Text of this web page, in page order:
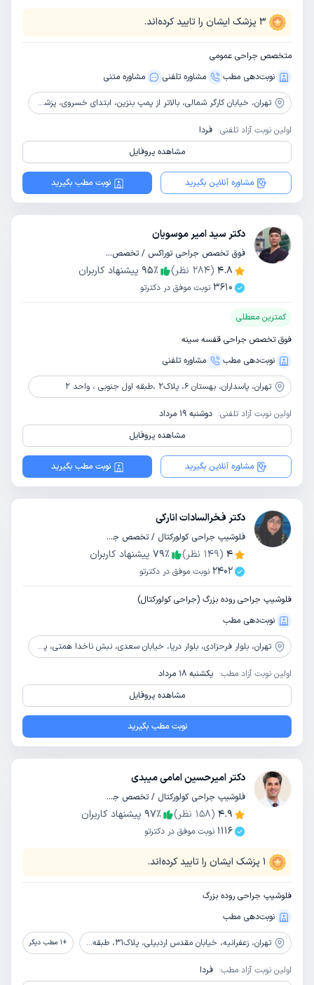
3 پزشک ایشان را تایید کرده‌اند.
متخصص جراحی عمومی
نوبت‌دهی مطب
مشاوره‌ تلفنی مشاوره‌ متنی
تهران، خیابان کارگر شمالی، بالاتر از پمپ بنزین، ابتدای خسروی، پزشکان رازی
اولین نوبت آزاد تلفنی: فردا
مشاهده پروفایل
مشاوره آنلاین بگیرید نوبت مطب بگیرید
دکتر سید امیر موسویان
فوق تخصص جراحی توراکس / تخصص جراحی عمومی
4.8
(
284 نظر) 95٪
پیشنهاد کاربران
3610 نوبت موفق در دکترتو
کمترین معطلی
فوق تخصص جراحی قفسه سینه
نوبت‌دهی مطب
مشاوره‌ تلفنی
تهران، پاسداران، بهستان 6، پلاک2 ،طبقه اول جنوبی ، واحد 2
اولین نوبت آزاد تلفنی: دوشنبه 19 مرداد
مشاهده پروفایل
مشاوره آنلاین بگیرید نوبت مطب بگیرید
دکتر فخرالسادات انارکی
فلوشیپ جراحی کولورکتال / تخصص جراحی عمومی
4
(
149 نظر) 79٪
پیشنهاد کاربران
2402 نوبت موفق در دکترتو
فلوشیپ جراحی روده بزرگ (جراحی کولورکتال)
نوبت‌دهی مطب
تهران، بلوار فرحزادی، بلوار دریا، خیابان سعدی، نبش ناخدا همتی، پلاک 15، طبقه اول
اولین نوبت آزاد مطب: یکشنبه 18 مرداد
مشاهده پروفایل
نوبت مطب بگیرید
دکتر امیرحسین امامی میبدی
فلوشیپ جراحی کولورکتال / تخصص جراحی عمومی
4.9
(
158 نظر) 97٪
پیشنهاد کاربران
1116 نوبت موفق در دکترتو
1 پزشک ایشان را تایید کرده‌اند.
فلوشیپ جراحی روده بزرگ
نوبت‌دهی مطب
تهران، زعفرانیه، خیابان مقدس اردبیلی، پلاک31، طبقه پنجم شمالی، واحد 27 +
1 مطب دیگر
اولین نوبت آزاد مطب: فردا